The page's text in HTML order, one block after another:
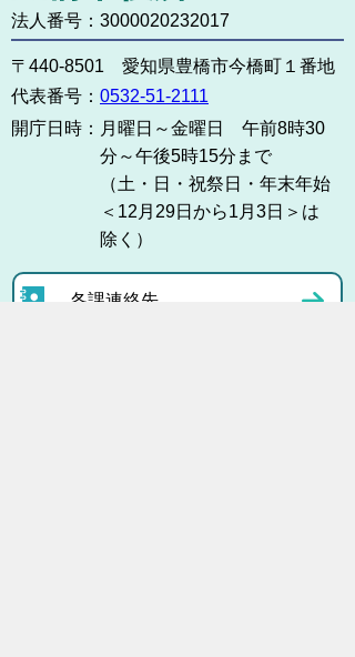
法人番号：3000020232017
〒440-8501 愛知県豊橋市今橋町１番地
代表番号： 0532-51-2111
開庁日時： 月曜日～金曜日 午前8時30
分～午後5時15分まで
（土・日・祝祭日・年末年始
＜12月29日から1月3日＞は
除く）
各課連絡先